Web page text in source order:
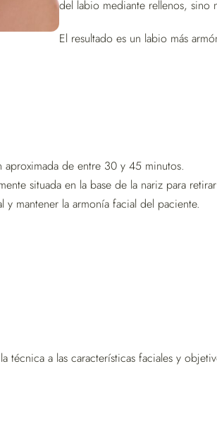
del labio mediante rellenos,
El resultado es un labio más
aproximada de entre 30 y 45 minutos.
situada en la base de la nariz para
mantener la armonía facial del paciente.
a las características faciales y